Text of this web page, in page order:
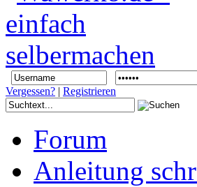
Vergessen? | Registrieren
Forum
Anleitung